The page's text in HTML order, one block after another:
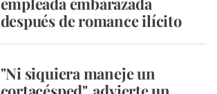
después de romance ilícito
"Ni siquiera maneje un